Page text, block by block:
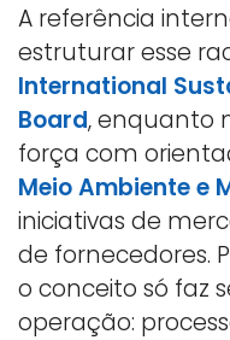
A referência
estruturar esse
International
Board, enquanto
força com
Meio Ambiente e
iniciativas de
de fornecedores.
o conceito só faz
operação: